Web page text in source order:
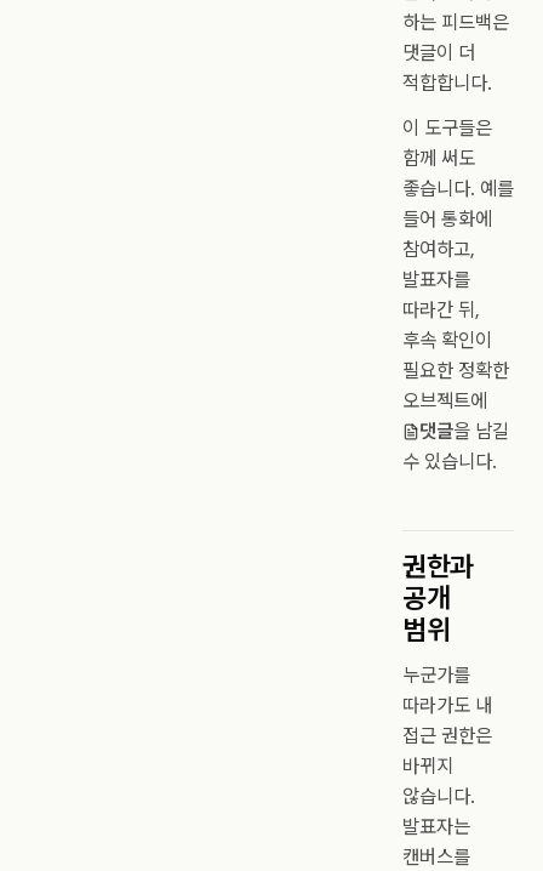
하는 피드백은
댓글이 더
적합합니다.
이 도구들은
함께 써도
좋습니다. 예를
들어 통화에
참여하고,
발표자를
따라간 뒤,
후속 확인이
필요한 정확한
오브젝트에
댓글을 남길
수 있습니다.
권한과
공개
범위
누군가를
따라가도 내
접근 권한은
바뀌지
않습니다.
발표자는
캔버스를